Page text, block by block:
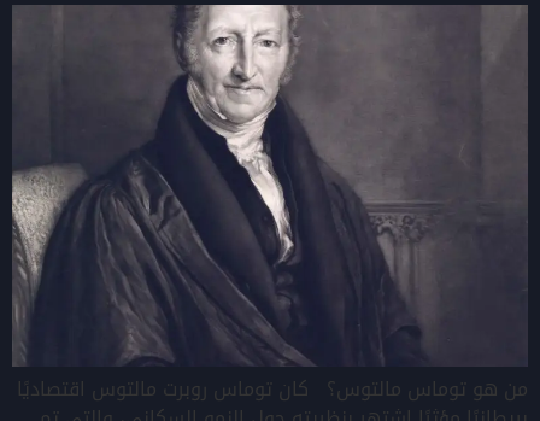
من هو توماس مالتوس؟ كان توماس روبرت مالتوس اقتصاديًا